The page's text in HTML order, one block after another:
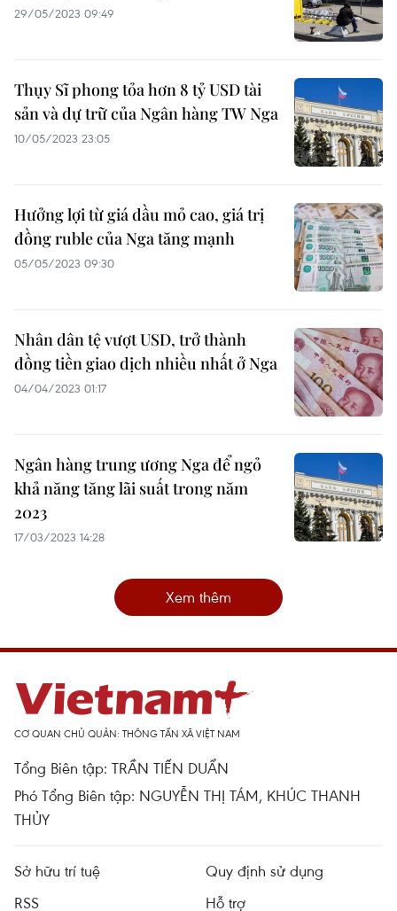
29/05/2023 09:49
Thụy Sĩ phong tỏa hơn 8 tỷ USD tài
sản và dự trữ của Ngân hàng TW Nga
10/05/2023 23:05
Hưởng lợi từ giá dầu mỏ cao, giá trị
đồng ruble của Nga tăng mạnh
05/05/2023 09:30
Nhân dân tệ vượt USD, trở thành
đồng tiền giao dịch nhiều nhất ở Nga
04/04/2023 01:17
Ngân hàng trung ương Nga để ngỏ
khả năng tăng lãi suất trong năm
2023
17/03/2023 14:28
Xem thêm
CƠ QUAN CHỦ QUẢN: THÔNG TẤN XÃ VIỆT NAM
Tổng Biên tập: TRẦN TIẾN DUẨN
Phó Tổng Biên tập: NGUYỄN THỊ TÁM, KHÚC THANH
THỦY
Sở hữu trí tuệ
Quy định sử dụng
RSS
Hỗ trợ